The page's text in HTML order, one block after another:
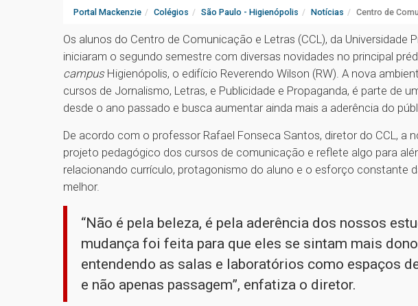
Portal Mackenzie Colégios São Paulo - Higienópolis Notícias Centro de
Os alunos do Centro de Comunicação e Letras (CCL), da Universidade
iniciaram o segundo semestre com diversas novidades no principal
campus Higienópolis, o edifício Reverendo Wilson (RW). A nova
cursos de Jornalismo, Letras, e Publicidade e Propaganda, é parte de
desde o ano passado e busca aumentar ainda mais a aderência do
De acordo com o professor Rafael Fonseca Santos, diretor do CCL, a
projeto pedagógico dos cursos de comunicação e reflete algo para
relacionando currículo, protagonismo do aluno e o esforço constante
melhor.
“Não é pela beleza, é pela aderência dos nossos
mudança foi feita para que eles se sintam mais
entendendo as salas e laboratórios como espaços
e não apenas passagem”, enfatiza o diretor.